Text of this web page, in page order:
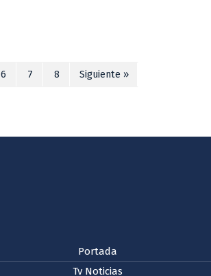
6 7 8 Siguiente »
Portada
Tv Noticias